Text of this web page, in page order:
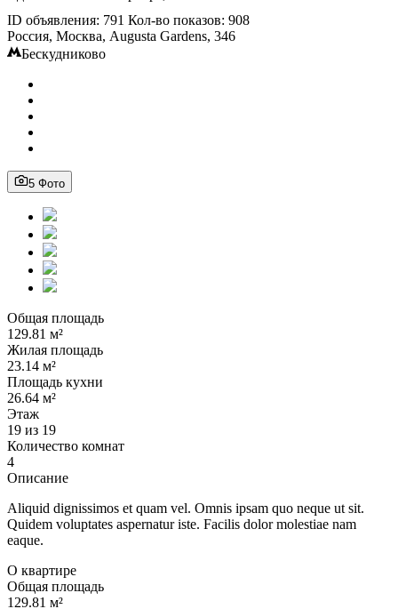
ID объявления: 791 Кол-во показов: 908
Россия, Москва, Augusta Gardens, 346
Бескудниково
5 Фото
Общая площадь
129.81 м²
Жилая площадь
23.14 м²
Площадь кухни
26.64 м²
Этаж
19 из 19
Количество комнат
4
Описание
Aliquid dignissimos et quam vel. Omnis ipsam quo neque ut sit.
Quidem voluptates aspernatur iste. Facilis dolor molestiae nam
eaque.
О квартире
Общая площадь
129.81 м²